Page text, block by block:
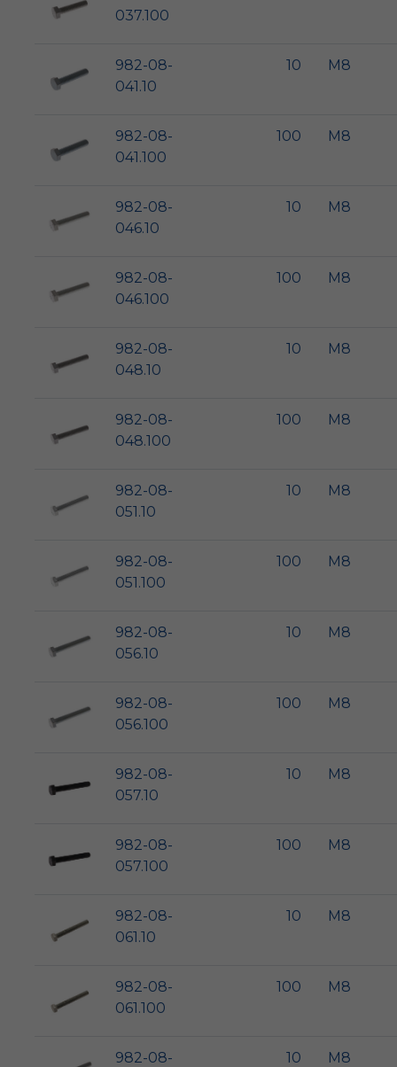
037.100
982-08-
041.10
10 M8
982-08-
041.100
100 M8
982-08-
046.10
10 M8
982-08-
046.100
100 M8
982-08-
048.10
10 M8
982-08-
048.100
100 M8
982-08-
051.10
10 M8
982-08-
051.100
100 M8
982-08-
056.10
10 M8
982-08-
056.100
100 M8
982-08-
057.10
10 M8
982-08-
057.100
100 M8
982-08-
061.10
10 M8
982-08-
061.100
100 M8
982-08-
10 M8